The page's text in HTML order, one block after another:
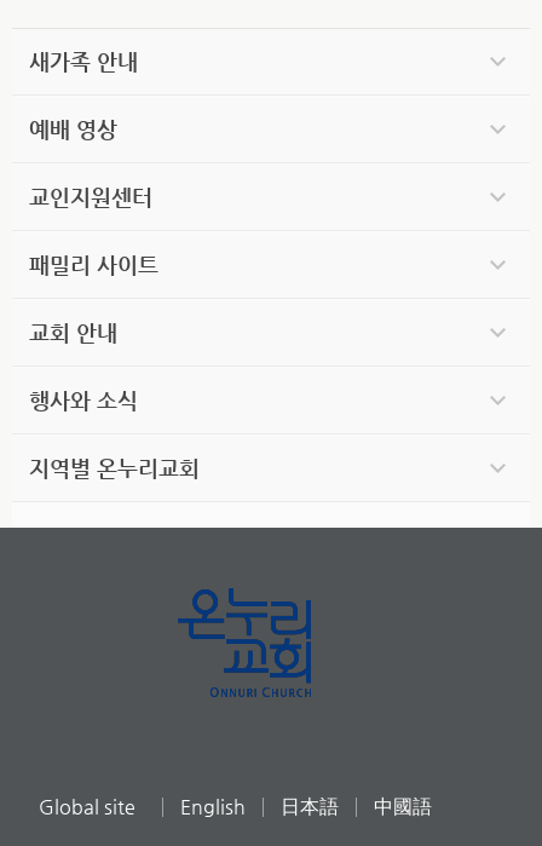
새가족 안내
예배 영상
교인지원센터
패밀리 사이트
교회 안내
행사와 소식
지역별 온누리교회
Global site English 日本語 中國語